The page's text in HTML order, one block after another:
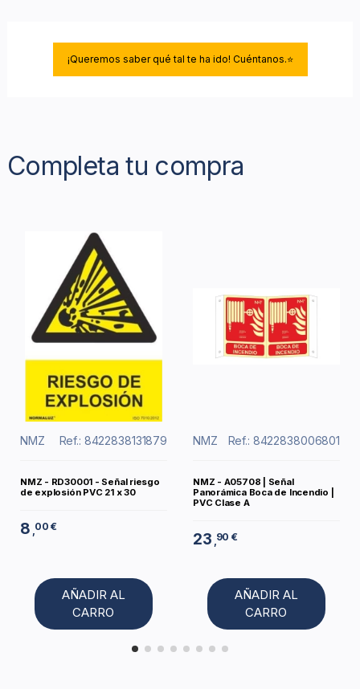
¡Queremos saber qué tal te ha ido! Cuéntanos.⭐
Completa tu compra
NMZ Ref.: 8422838131879
NMZ - RD30001 - Señal riesgo
de explosión PVC 21 x 30
8 00 €
AÑADIR AL
CARRO
NMZ Ref.: 8422838006801
NMZ - A05708 | Señal
Panorámica Boca de Incendio |
PVC Clase A
23 90 €
AÑADIR AL
CARRO